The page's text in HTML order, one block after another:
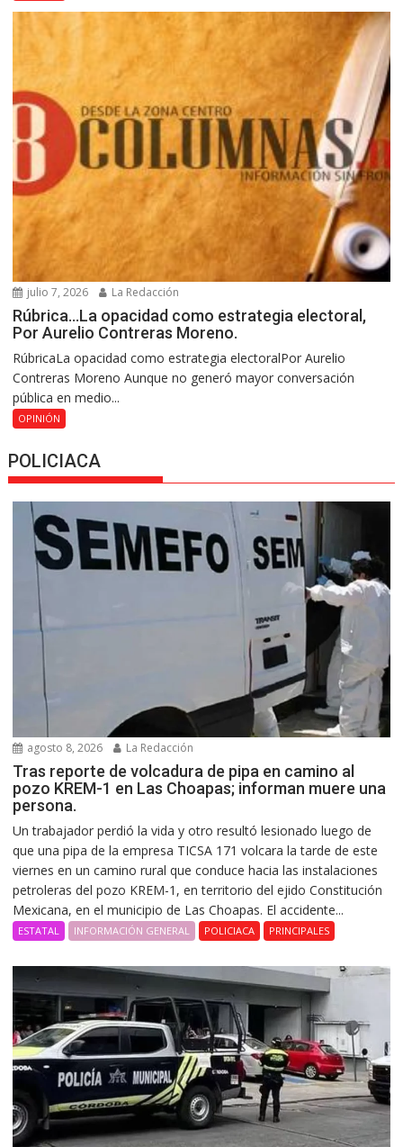
julio 7, 2026 La Redacción
Rúbrica…La opacidad como estrategia electoral,
Por Aurelio Contreras Moreno.
RúbricaLa opacidad como estrategia electoralPor Aurelio
Contreras Moreno Aunque no generó mayor conversación
pública en medio...
OPINIÓN
POLICIACA
agosto 8, 2026 La Redacción
Tras reporte de volcadura de pipa en camino al
pozo KREM-1 en Las Choapas; informan muere una
persona.
Un trabajador perdió la vida y otro resultó lesionado luego de
que una pipa de la empresa TICSA 171 volcara la tarde de este
viernes en un camino rural que conduce hacia las instalaciones
petroleras del pozo KREM-1, en territorio del ejido Constitución
Mexicana, en el municipio de Las Choapas. El accidente...
ESTATAL INFORMACIÓN GENERAL POLICIACA PRINCIPALES